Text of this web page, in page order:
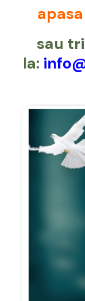
sau
la: